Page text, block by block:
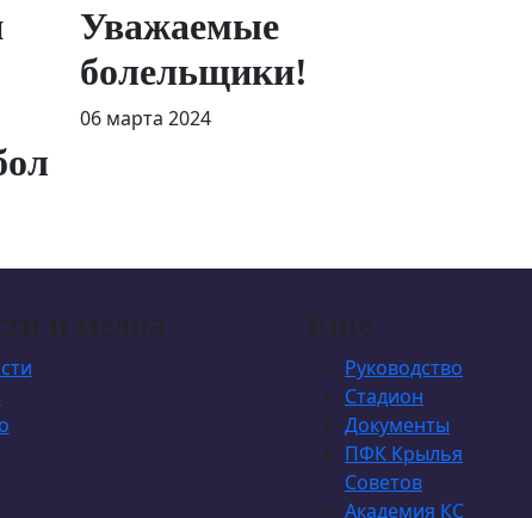
Уважаемые
болельщики!
06 марта 2024
и медиа Еще
Руководство
Стадион
Документы
ПФК Крылья
Советов
Академия КС